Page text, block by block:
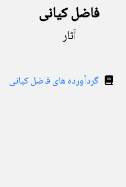
فاضل کیانی
آثار
گردآورده های فاضل کیانی